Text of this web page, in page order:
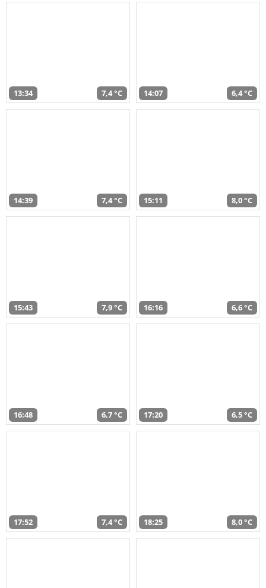
13:34 7,4 °C 14:07 6,4 °C
14:39 7,4 °C 15:11 8,0 °C
15:43 7,9 °C 16:16 6,6 °C
16:48 6,7 °C 17:20 6,5 °C
17:52 7,4 °C 18:25 8,0 °C